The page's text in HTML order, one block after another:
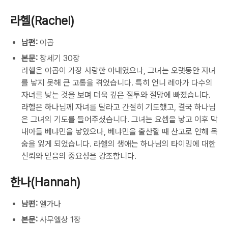
라헬(Rachel)
남편: 야곱
본문: 창세기 30장
라헬은 야곱이 가장 사랑한 아내였으나, 그녀는 오랫동안 자녀
를 낳지 못해 큰 고통을 겪었습니다. 특히 언니 레아가 다수의
자녀를 낳는 것을 보며 더욱 깊은 질투와 절망에 빠졌습니다.
라헬은 하나님께 자녀를 달라고 간절히 기도했고, 결국 하나님
은 그녀의 기도를 들어주셨습니다. 그녀는 요셉을 낳고 이후 막
내아들 베냐민을 낳았으나, 베냐민을 출산할 때 산고로 인해 목
숨을 잃게 되었습니다. 라헬의 생애는 하나님의 타이밍에 대한
신뢰와 믿음의 중요성을 강조합니다.
한나(Hannah)
남편: 엘가나
본문: 사무엘상 1장